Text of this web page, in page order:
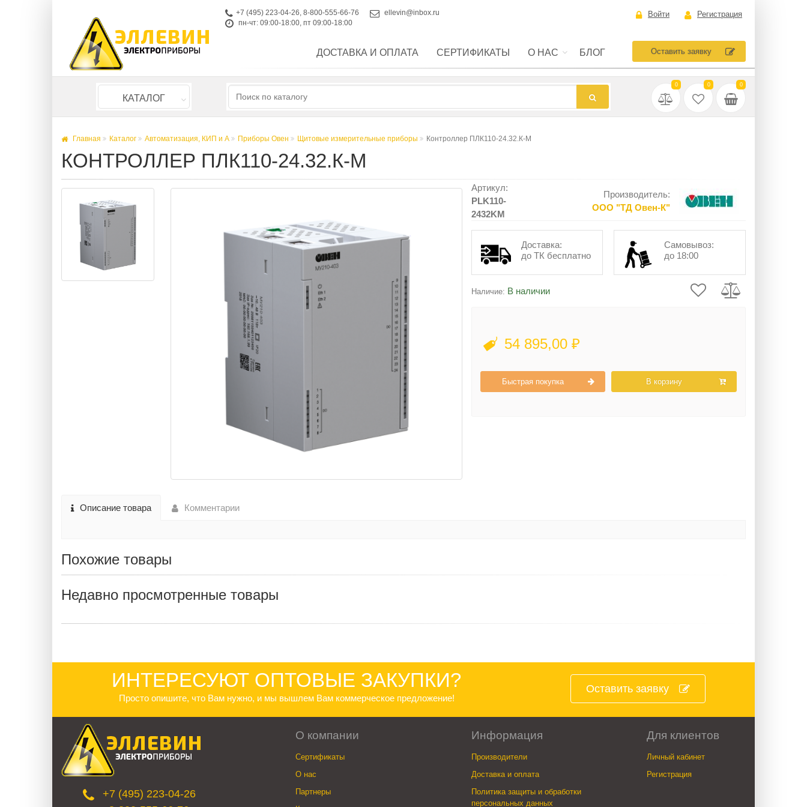
+7 (495) 223-04-26, 8-800-555-66-76
ellevin@inbox.ru
пн-чт: 09:00-18:00, пт 09:00-18:00
Войти Регистрация
ДОСТАВКА И ОПЛАТА СЕРТИФИКАТЫ О НАС БЛОГ Оставить заявку
КАТАЛОГ
0 0 0
Главная Каталог Автоматизация, КИП и А Приборы Овен Щитовые измерительные приборы Контроллер ПЛК110-24.32.К-М
КОНТРОЛЛЕР ПЛК110-24.32.К-М
Артикул:
PLK110-
2432KM
Производитель:
ООО "ТД Овен-К"
Доставка:
до ТК бесплатно
Самовывоз:
до 18:00
Наличие: В наличии
54 895,00 ₽
Быстрая покупка В корзину
Описание товара Комментарии
Похожие товары
Недавно просмотренные товары
ИНТЕРЕСУЮТ ОПТОВЫЕ ЗАКУПКИ?
Просто опишите, что Вам нужно, и мы вышлем Вам коммерческое предложение!
Оставить заявку
+7 (495) 223-04-26
О компании
Сертификаты
О нас
Партнеры
Информация
Производители
Доставка и оплата
Политика защиты и обработки
персональных данных
Для клиентов
Личный кабинет
Регистрация